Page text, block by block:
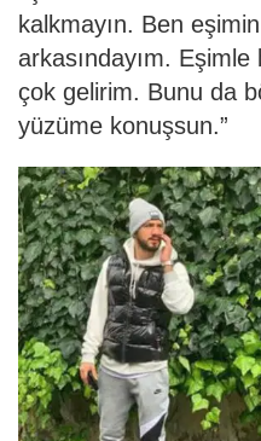
kalkmayın. Ben
arkasındayım.
çok gelirim. Bunu da
yüzüme konuşsun.”